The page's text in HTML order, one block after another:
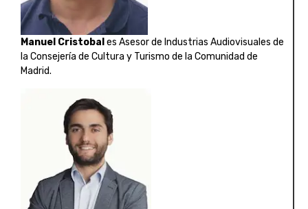
Manuel Cristobal es Asesor de Industrias Audiovisuales de
la Consejería de Cultura y Turismo de la Comunidad de
Madrid.